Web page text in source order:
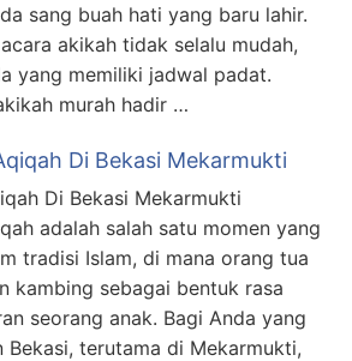
sang buah hati yang baru lahir.
akikah tidak selalu mudah,
yang memiliki jadwal padat.
murah hadir …
Di Bekasi Mekarmukti
Di Bekasi Mekarmukti
adalah salah satu momen yang
tradisi Islam, di mana orang tua
kambing sebagai bentuk rasa
seorang anak. Bagi Anda yang
Bekasi, terutama di Mekarmukti,